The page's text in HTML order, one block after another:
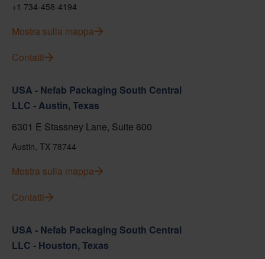
+1 734-458-4194
Mostra sulla mappa
Contatti
USA - Nefab Packaging South Central
LLC - Austin, Texas
6301 E Stassney Lane, Suite 600
Austin, TX 78744
Mostra sulla mappa
Contatti
USA - Nefab Packaging South Central
LLC - Houston, Texas